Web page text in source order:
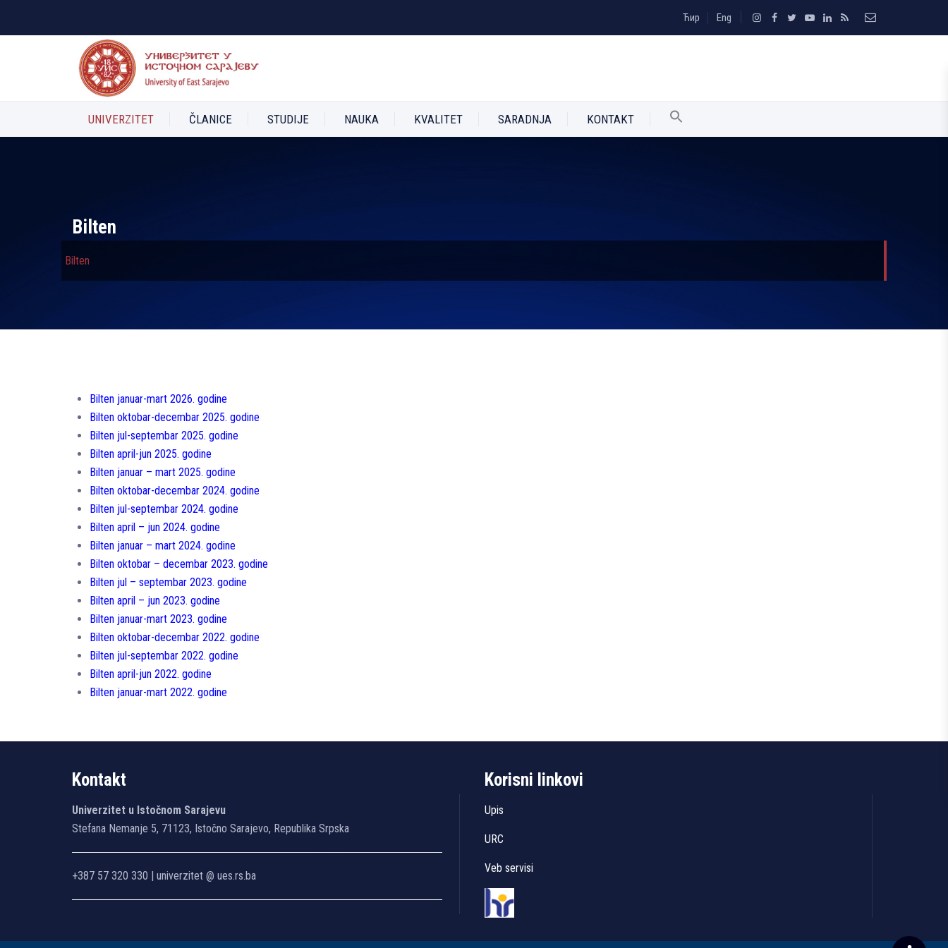
Ћир Eng
UNIVERZITET ČLANICE STUDIJE NAUKA KVALITET SARADNJA KONTAKT
Bilten
Bilten
Bilten januar-mart 2026. godine
Bilten oktobar-decembar 2025. godine
Bilten jul-septembar 2025. godine
Bilten april-jun 2025. godine
Bilten januar – mart 2025. godine
Bilten oktobar-decembar 2024. godine
Bilten jul-septembar 2024. godine
Bilten april – jun 2024. godine
Bilten januar – mart 2024. godine
Bilten oktobar – decembar 2023. godine
Bilten jul – septembar 2023. godine
Bilten april – jun 2023. godine
Bilten januar-mart 2023. godine
Bilten oktobar-decembar 2022. godine
Bilten jul-septembar 2022. godine
Bilten april-jun 2022. godine
Bilten januar-mart 2022. godine
Kontakt
Univerzitet u Istočnom Sarajevu
Stefana Nemanje 5, 71123, Istočno Sarajevo, Republika Srpska
+387 57 320 330 | univerzitet @ ues.rs.ba
Korisni linkovi
Upis
URC
Veb servisi